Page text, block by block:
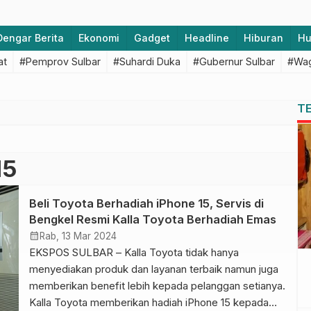
Berita Ekonomi Gadget Headline Hiburan
#Pemprov Sulbar #Suhardi Duka #Gubernur Sulbar
Beli Toyota Berhadiah iPhone 15, Servis di
Bengkel Resmi Kalla Toyota Berhadiah Emas
calendar_month Rab, 13 Mar 2024
EKSPOS SULBAR – Kalla Toyota tidak hanya
menyediakan produk dan layanan terbaik namun juga
memberikan benefit lebih kepada pelanggan setianya.
Kalla Toyota memberikan hadiah iPhone 15 kepada